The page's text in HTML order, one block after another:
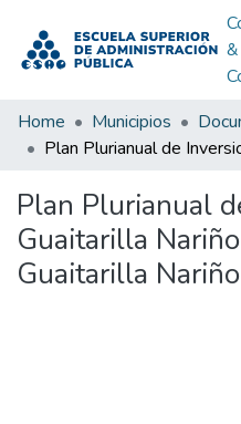
&
Home Municipios
Plan Plurianual
Guaitarilla
Guaitarilla